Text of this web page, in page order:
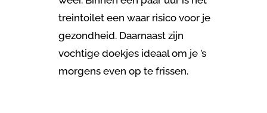
treintoilet een waar risico voor je
gezondheid. Daarnaast zijn
vochtige doekjes ideaal om je ’s
morgens even op te frissen.